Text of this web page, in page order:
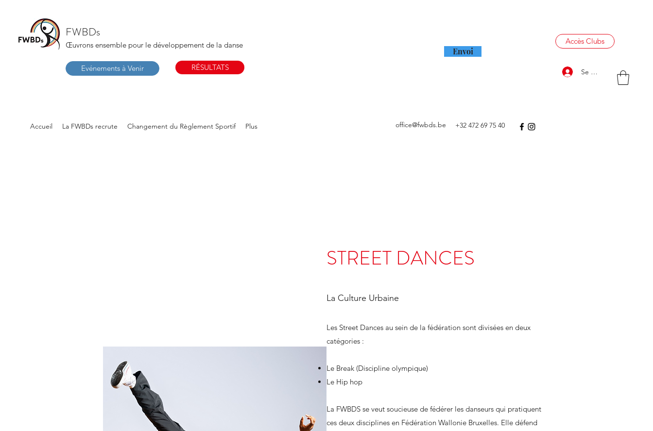
FWBDs
Œuvrons ensemble pour le développement de la danse
Evénements à Venir RÉSULTATS
Accès Clubs
Se connecter
Envoi
Accueil La FWBDs recrute Changement du Règlement Sportif Plus office@fwbds.be +32 472 69 75 40
STREET DANCES
La Culture Urbaine
Les Street Dances au sein de la fédération sont divisées en deux
catégories :
​Le Break (Discipline olympique)
Le Hip hop
La FWBDS se veut soucieuse de fédérer les danseurs qui pratiquent
ces deux disciplines en Fédération Wallonie Bruxelles. Elle défend